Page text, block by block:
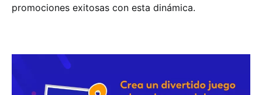
promociones exitosas con esta dinámica.